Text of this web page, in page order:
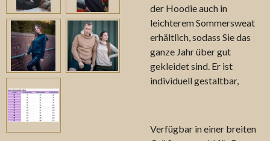
der Hoodie auch in
leichterem Sommersweat
erhältlich, sodass Sie das
ganze Jahr über gut
gekleidet sind. Er ist
individuell gestaltbar,
Verfügbar in einer breiten